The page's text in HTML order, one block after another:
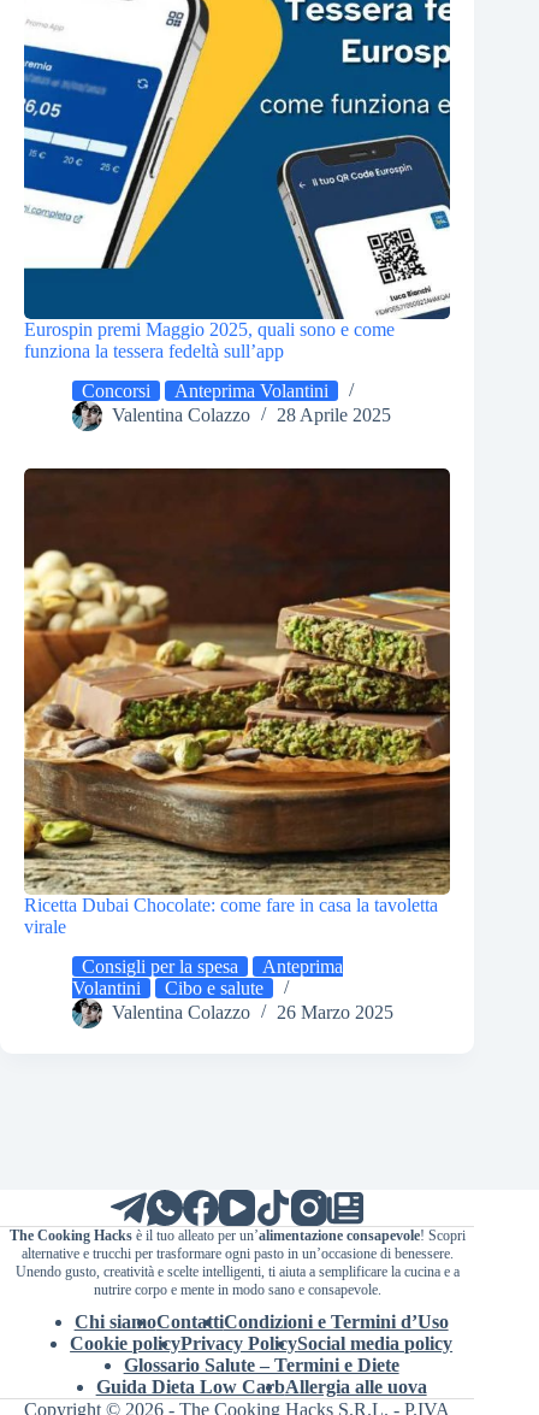
Eurospin premi Maggio 2025, quali sono e come
funziona la tessera fedeltà sull’app
Concorsi
Anteprima Volantini
Valentina Colazzo
28 Aprile 2025
Ricetta Dubai Chocolate: come fare in casa la tavoletta
virale
Consigli per la spesa
Anteprima
Volantini
Cibo e salute
Valentina Colazzo
26 Marzo 2025
The Cooking Hacksè il tuo alleato per un’alimentazione consapevole! Scopri
alternative e trucchi per trasformare ogni pasto in un’occasione di benessere.
Unendo gusto, creatività e scelte intelligenti, ti aiuta a semplificare la cucina e a
nutrire corpo e mente in modo sano e consapevole.
Chi siamoContattiCondizioni e Termini d’Uso
Cookie policyPrivacy PolicySocial media policy
Glossario Salute – Termini e Diete
Guida Dieta Low CarbAllergia alle uova
Copyright © 2026 - The Cooking Hacks S.R.L. - P.IVA